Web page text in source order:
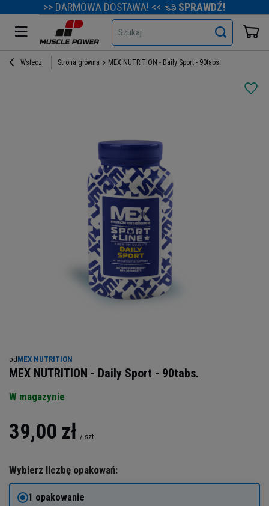
>> DARMOWA DOSTAWA! << SPRAWDŹ!
Szukaj
Wstecz Strona główna MEX NUTRITION - Daily Sport - 90tabs.
od MEX NUTRITION
MEX NUTRITION - Daily Sport - 90tabs.
W magazynie
39,00 zł / szt.
Wybierz liczbę opakowań:
1 opakowanie